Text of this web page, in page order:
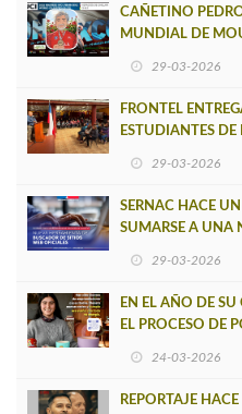
CAÑETINO
MUNDIAL DE
29-03-2026
FRONTEL
ESTUDIANTES
29-03-2026
SERNAC HACE
SUMARSE A UNA
29-03-2026
EN EL AÑO DE
EL PROCESO DE
24-03-2026
REPORTAJE